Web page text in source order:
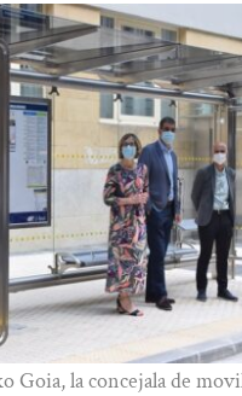
Goia, la concejala de